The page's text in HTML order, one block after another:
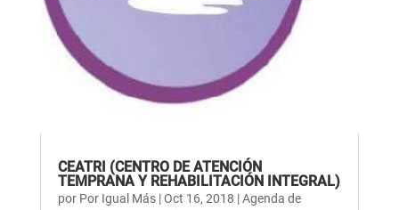
CEATRI (CENTRO DE ATENCIÓN
TEMPRANA Y REHABILITACIÓN INTEGRAL)
por Por Igual Más|Oct 16, 2018 |Agenda de